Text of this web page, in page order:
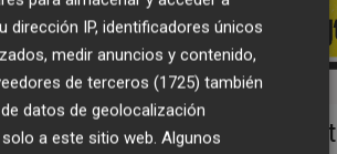
Últimas
de las
en los
al equipo y
IP, identificadores únicos
medir anuncios y contenido,
de terceros (1725) también
datos de geolocalización
a este sitio web. Algunos